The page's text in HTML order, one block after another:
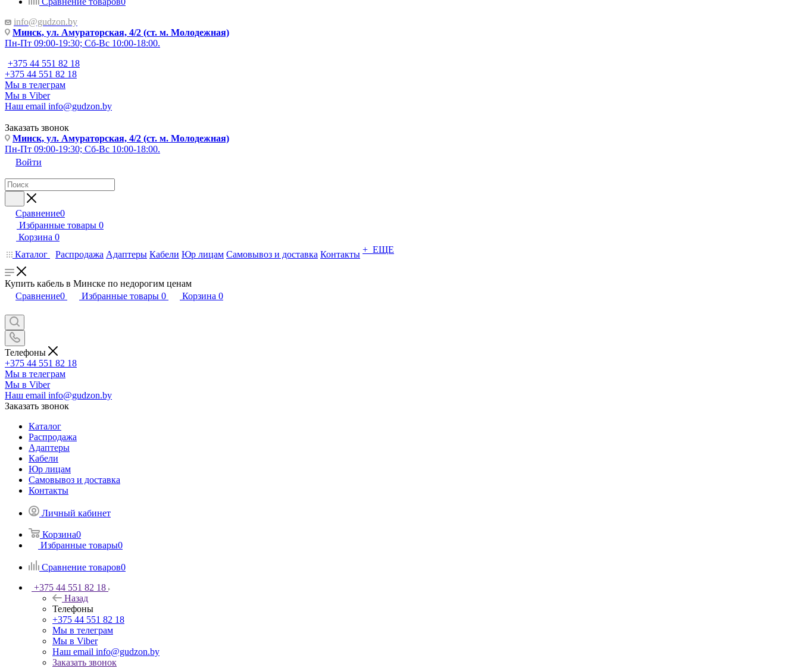
info@gudzon.by
Минск, ул. Амураторская, 4/2 (ст. м. Молодежная)
Пн-Пт 09:00-19:30; Сб-Вс 10:00-18:00.
+375 44 551 82 18
+375 44 551 82 18
Мы в телеграм
Мы в Viber
Наш email info@gudzon.by
Заказать звонок
Минск, ул. Амураторская, 4/2 (ст. м. Молодежная)
Пн-Пт 09:00-19:30; Сб-Вс 10:00-18:00.
Войти
Сравнение0
Избранные товары 0
Корзина 0
Каталог
Распродажа Адаптеры Кабели Юр лицам Самовывоз и доставка Контакты + ЕЩЕ
Купить кабель в Минске по недорогим ценам
Сравнение0 Избранные товары 0 Корзина 0
Телефоны
+375 44 551 82 18
Мы в телеграм
Мы в Viber
Наш email info@gudzon.by
Заказать звонок
Каталог
Распродажа
Адаптеры
Кабели
Юр лицам
Самовывоз и доставка
Контакты
Личный кабинет
Корзина0
Избранные товары0
Сравнение товаров0
+375 44 551 82 18
Назад
Телефоны
+375 44 551 82 18
Мы в телеграм
Мы в Viber
Наш email info@gudzon.by
Заказать звонок